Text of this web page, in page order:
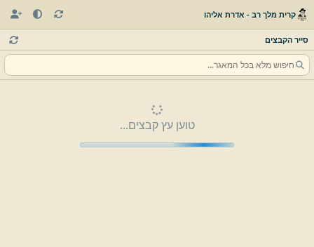
קרית מלך רב - אדרת אליהו
סייר הקבצים
טוען עץ קבצים...